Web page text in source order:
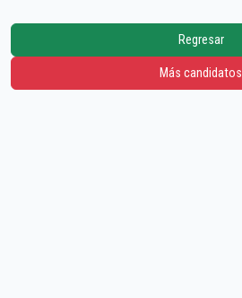
Regresar
Más candidatos